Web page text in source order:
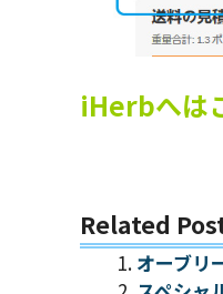
iHerbへは
Related
オーブリ